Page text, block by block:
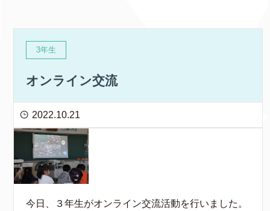
3年生
オンライン交流
2022.10.21
今日、３年生がオンライン交流活動を行いました。